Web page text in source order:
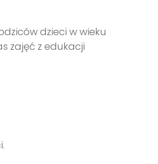
dzieci w wieku
zajęć z edukacji